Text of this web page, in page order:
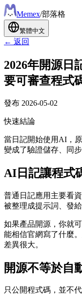
Memex/部落格
繁體中文
← 返回
2026年開源日
要可審查程式
發布 2026-05-02
快速結論
當日記開始使用AI，
變成了驗證儲存、同
AI日記讓程式
普通日記應用主要看
被整理成提示詞、發
如果產品開源，你就
能相信官網寫了什麼
差異很大。
開源不等於自
只公開程式碼，並不